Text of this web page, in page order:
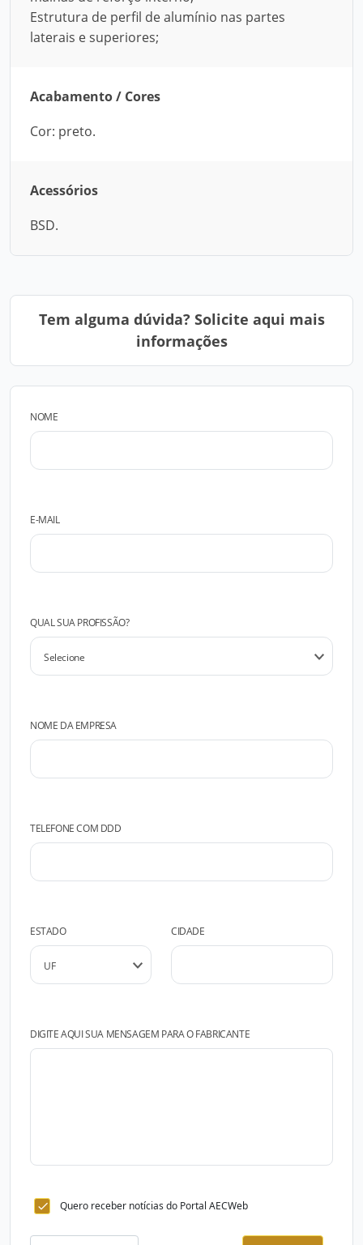
Estrutura de perfil de alumínio nas partes
laterais e superiores;
Acabamento / Cores
Cor: preto.
Acessórios
BSD.
Tem alguma dúvida? Solicite aqui mais
informações
NOME
E-MAIL
QUAL SUA PROFISSÃO?
NOME DA EMPRESA
TELEFONE COM DDD
ESTADO CIDADE
DIGITE AQUI SUA MENSAGEM PARA O FABRICANTE
Quero receber notícias do Portal AECWeb